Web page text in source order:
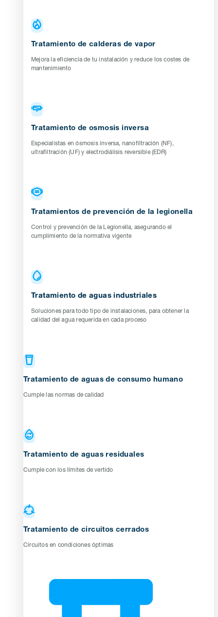
Tratamiento de calderas de vapor
Mejora la eficiencia de tu instalación y reduce los costes de
mantenimiento
Tratamiento de osmosis inversa
Especialistas en ósmosis inversa, nanofiltración (NF),
ultrafiltración (UF) y electrodiálisis reversible (EDR)
Tratamientos de prevención de la legionella
Control y prevención de la Legionella, asegurando el
cumplimiento de la normativa vigente
Tratamiento de aguas industriales
Soluciones para todo tipo de instalaciones, para obtener la
calidad del agua requerida en cada proceso
Tratamiento de aguas de consumo humano
Cumple las normas de calidad
Tratamiento de aguas residuales
Cumple con los límites de vertido
Tratamiento de circuitos cerrados
Circuitos en condiciones óptimas